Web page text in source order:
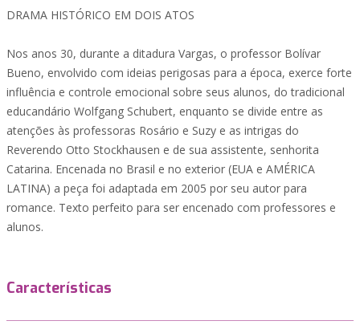
DRAMA HISTÓRICO EM DOIS ATOS
Nos anos 30, durante a ditadura Vargas, o professor Bolívar
Bueno, envolvido com ideias perigosas para a época, exerce forte
influência e controle emocional sobre seus alunos, do tradicional
educandário Wolfgang Schubert, enquanto se divide entre as
atenções às professoras Rosário e Suzy e as intrigas do
Reverendo Otto Stockhausen e de sua assistente, senhorita
Catarina. Encenada no Brasil e no exterior (EUA e AMÉRICA
LATINA) a peça foi adaptada em 2005 por seu autor para
romance. Texto perfeito para ser encenado com professores e
alunos.
Características